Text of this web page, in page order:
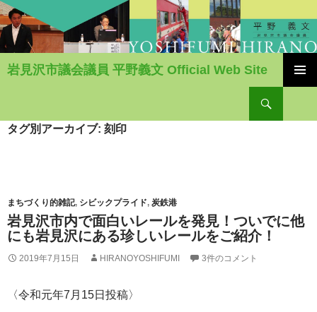
岩見沢市議会議員 平野義文 Official Web Site
ン
タグ別アーカイブ: 刻印
まちづくり的雑記, シビックプライド, 炭鉄港
岩見沢市内で面白いレールを発見！ついでに他
にも岩見沢にある珍しいレールをご紹介！
2019年7月15日 HIRANOYOSHIFUMI 3件のコメント
〈令和元年7月15日投稿〉